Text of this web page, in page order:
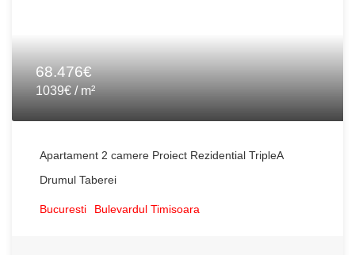
68.476€
1039€ / m²
Apartament 2 camere Proiect Rezidential TripleA
Drumul Taberei
Bucuresti Bulevardul Timisoara